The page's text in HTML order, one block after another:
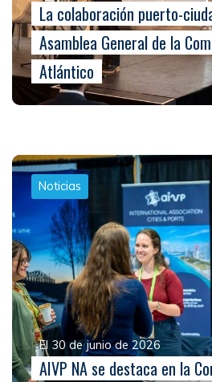
La colaboración puerto-
Asamblea General de la
Atlántico
Noticias
El 30 de junio de 2026
AIVP NA se destaca en la